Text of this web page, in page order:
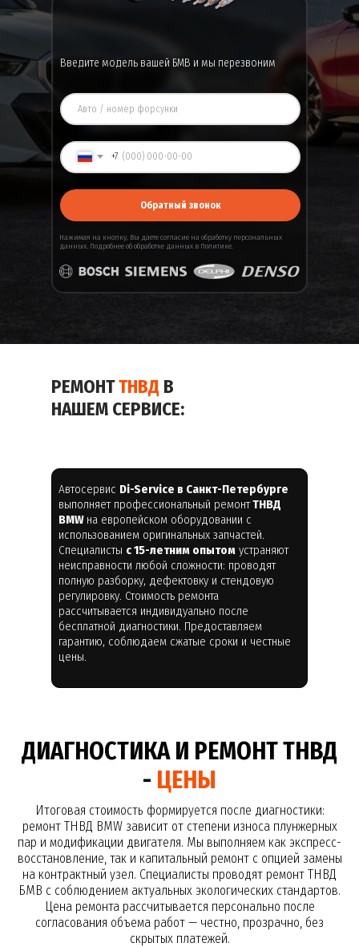
+7
Обратный звонок
Введите модель вашей БМВ и мы перезвоним
Нажимая на кнопку, Вы даетесогласие на обработку персональных
данных. Подробнее об обработке данных в Политике.
Автосервис Di-Service в Санкт-Петербурге
выполняет профессиональный ремонтТНВД
BMW на европейском оборудовании с
использованием оригинальных запчастей.
Специалисты с 15-летним опытом устраняют
неисправности любой сложности: проводят
полную разборку, дефектовку и стендовую
регулировку. Стоимость ремонта
рассчитывается индивидуально после
бесплатной диагностики. Предоставляем
гарантию, соблюдаем сжатые сроки и честные
цены.
РЕМОНТТНВД В
НАШЕМ СЕРВИСЕ:
ДИАГНОСТИКА И РЕМОНТ ТНВД
- ЦЕНЫ
Итоговая стоимость формируется после диагностики:
ремонт ТНВД BMW зависит от степени износа плунжерных
пар и модификации двигателя. Мы выполняем как экспресс-
восстановление, так и капитальный ремонт с опцией замены
на контрактный узел. Специалисты проводят ремонт ТНВД
БМВ с соблюдением актуальных экологических стандартов.
Цена ремонта рассчитывается персонально после
согласования объема работ — честно, прозрачно, без
скрытых платежей.